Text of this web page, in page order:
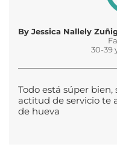
30-39
Todo está súper
actitud de servicio te
de hueva